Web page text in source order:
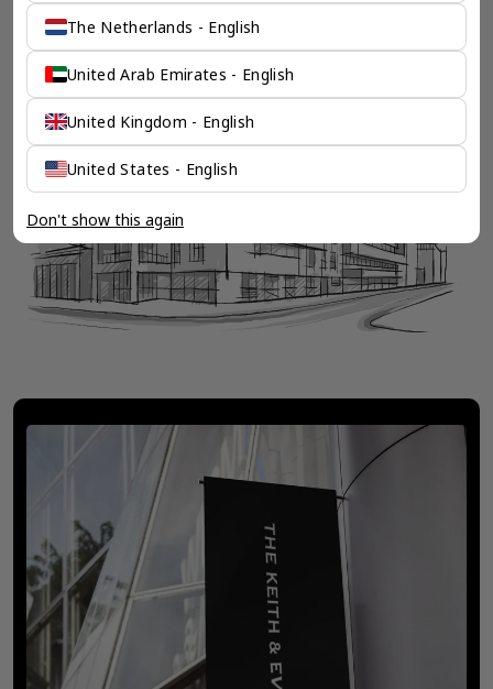
了解香港伦敦奕资咨询有限公司 >
The Netherlands - English
United Arab Emirates - English
United Kingdom - English
United States - English
Don't show this again